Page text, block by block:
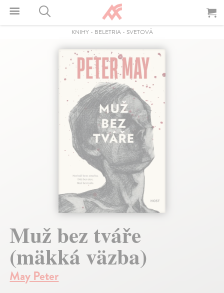
KNIHY- BELETRIA- SVETOVÁ
Muž bez tváře
(mäkká väzba)
May Peter